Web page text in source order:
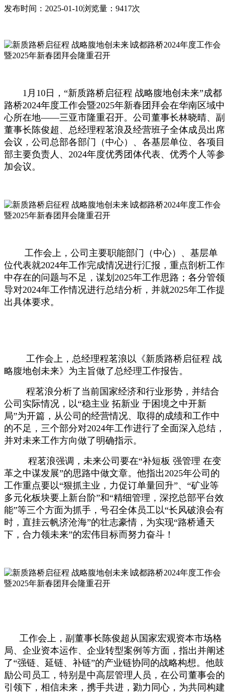
发布时间：2025-01-10浏览量：9417次
1月10日，“新质路桥启征程 战略腹地创未来”成都
路桥2024年度工作会暨2025年新春团拜会在华南区域中
心所在地——三亚市隆重召开。公司董事长林晓晴、副
董事长陈俊超、总经理程茗浪及经营班子全体成员出席
会议，公司总部各部门（中心）、各基层单位、各项目
部主要负责人、2024年度优秀团体代表、优秀个人等参
加会议。
工作会上，公司主要职能部门（中心）、基层单
位代表就2024年工作完成情况进行汇报，重点剖析工作
中存在的问题与不足，谋划2025年工作思路；各分管领
导对2024年工作情况进行总结分析，并就2025年工作提
出具体要求。
工作会上，总经理程茗浪以《新质路桥启征程 战
略腹地创未来》为主旨做了总经理工作报告。
程茗浪分析了当前国家经济和行业形势，并结合
公司实际情况，以“稳主业 拓新业 于困境之中开新
局”为开篇，从公司的经营情况、取得的成绩和工作中
的不足，三个部分对2024年工作进行了全面深入总结，
并对未来工作方向做了明确指示。
程茗浪强调，未来公司要在“补短板 强管理 在变
革之中谋发展”的思路中做文章。他指出2025年公司的
工作重点要以“狠抓主业，力促订单量回升”、“矿业等
多元化板块要上新台阶”和“精细管理，深挖总部平台效
能”等三个方面为抓手，号召全体员工以“长风破浪会有
时，直挂云帆济沧海”的壮志豪情，为实现“路桥通天
下，合力领未来”的宏伟目标而努力奋斗！
工作会上，副董事长陈俊超从国家宏观资本市场格
局、企业资本运作、企业转型案例等方面，指出并阐述
了“强链、延链、补链”的产业链协同的战略构想。他鼓
励公司员工，特别是中高层管理人员，在公司董事会的
引领下，相信未来，携手共进，勠力同心，为共同构建